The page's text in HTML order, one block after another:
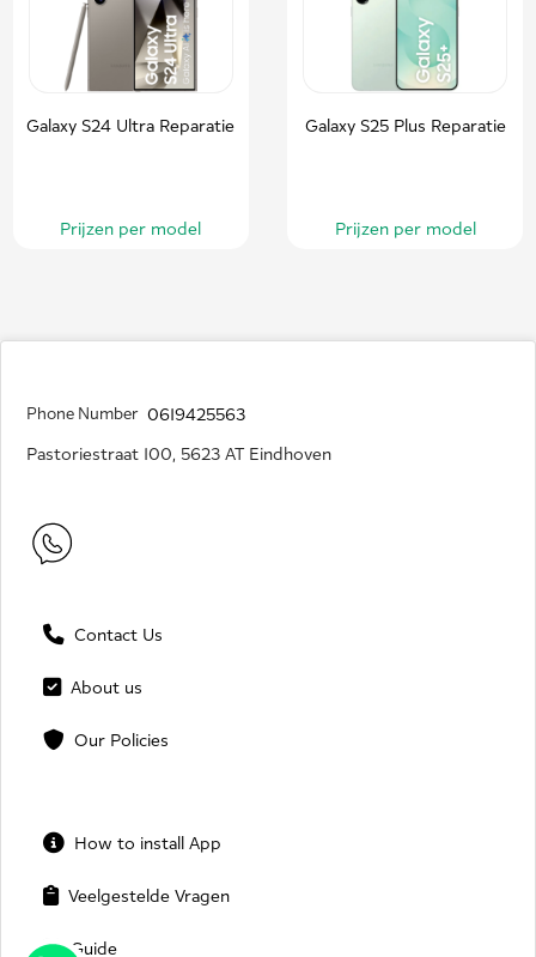
Galaxy S24 Ultra Reparatie
Prijzen per model
Galaxy S25 Plus Reparatie
Prijzen per model
Phone Number 0619425563
Pastoriestraat 100, 5623 AT Eindhoven
Contact Us
About us
Our Policies
How to install App
Veelgestelde Vragen
Guide